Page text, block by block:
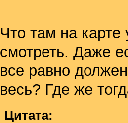
Что там на
смотреть. Даже
все равно
весь? Где же
Цитата: